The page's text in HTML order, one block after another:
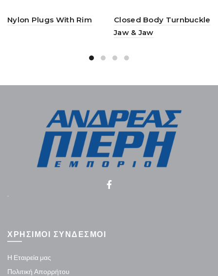
Nylon Plugs With Rim
Closed Body Turnbuckle
Jaw & Jaw
.
ΧΡΗΣΙΜΟΙ ΣΥΝΔΕΣΜΟΙ
Η Εταιρεία μας
Πολιτική Απορρήτου